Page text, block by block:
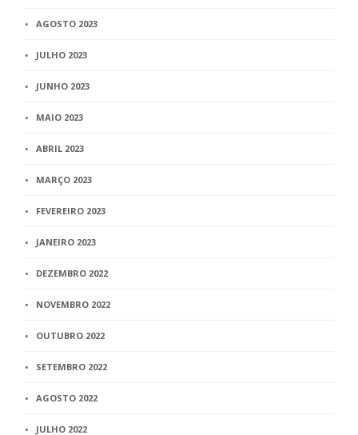
AGOSTO 2023
JULHO 2023
JUNHO 2023
MAIO 2023
ABRIL 2023
MARÇO 2023
FEVEREIRO 2023
JANEIRO 2023
DEZEMBRO 2022
NOVEMBRO 2022
OUTUBRO 2022
SETEMBRO 2022
AGOSTO 2022
JULHO 2022